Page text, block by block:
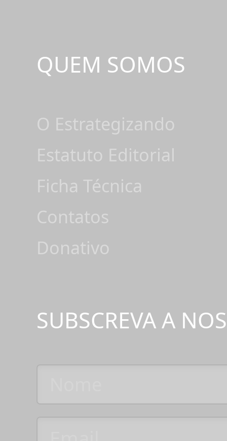
QUEM SOMOS
O Estrategizando
Estatuto Editorial
Ficha Técnica
Contatos
Donativo
SUBSCREVA A